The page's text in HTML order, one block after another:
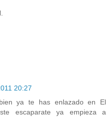
20:27
ya te has enlazado en El
escaparate ya empieza a